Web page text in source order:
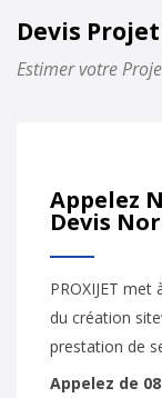
Devis
Estimer votre
Appelez
Devis
PROXIJET
du création
prestation de
Appelez de